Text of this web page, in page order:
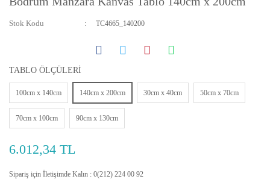
Stok Kodu TC4665_140200
TABLO ÖLÇÜLERİ
100cm x 140cm 140cm x 200cm 30cm x 40cm 50cm x 70cm
70cm x 100cm 90cm x 130cm
6.012,34 TL
Sipariş için İletişimde Kalın : 0(212) 224 00 92